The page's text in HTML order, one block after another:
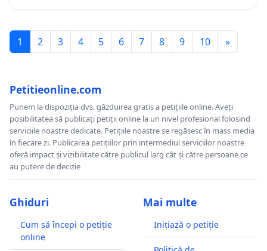
1 2 3 4 5 6 7 8 9 10 »
Petitieonline.com
Punem la dispoziția dvs. găzduirea gratis a petițiile online. Aveți
posibilitatea să publicați petiții online la un nivel profesional folosind
serviciile noastre dedicate. Petițiile noastre se regăsesc în mass media
în fiecare zi. Publicarea petițiilor prin intermediul serviciilor noastre
oferă impact și vizibilitate către publicul larg cât și către persoane ce
au putere de decizie
Ghiduri
Cum să începi o petiție
online
Mai multe
Inițiază o petiție